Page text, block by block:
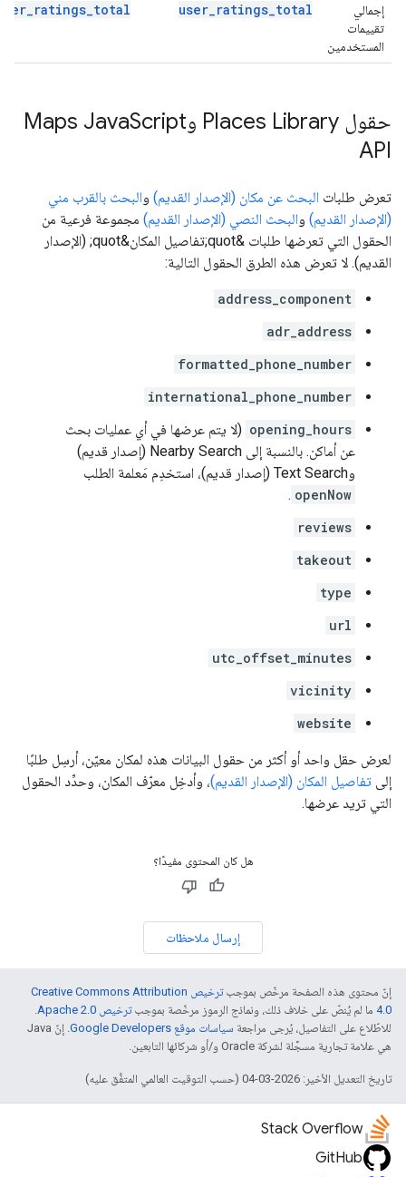
إجمالي
تقييمات
المستخدمين
user_ratings_total
حقول Places Library وMaps Java
Script
API
تعرض طلبات البحث عن مكان (الإصدار القديم) والبحث بالقرب مني
(الإصدار القديم) والبحث النصي (الإصدار القديم) مجموعة فرعية من
الحقول التي تعرضها طلبات &quot;تفاصيل المكان&quot; (الإصدار
القديم). لا تعرض هذه الطرق الحقول التالية:
address_component
adr_address
formatted_phone_number
international_phone_number
opening_hours (لا يتم عرضها في أي عمليات بحث
عن أماكن. بالنسبة إلى Nearby Search (إصدار قديم)
وText Search (إصدار قديم)، استخدِم مَعلمة الطلب
openNow
.
reviews
takeout
type
url
utc_offset_minutes
vicinity
website
لعرض حقل واحد أو أكثر من حقول البيانات هذه لمكان معيّن، أرسِل طلبًا
إلى تفاصيل المكان (الإصدار القديم)، وأدخِل معرّف المكان، وحدِّد الحقول
التي تريد عرضها.
هل كان المحتوى مفيدًا؟
إرسال ملاحظات
إنّ محتوى هذه الصفحة مرخّص بموجب
ترخيص Creative Commons Attribution
4.0‏ ما لم يُنصّ على خلاف ذلك، ونماذج الرموز مرخّصة بموجبترخيص Apache 2.0‏
.
للاطّلاع على التفاصيل، يُرجى مراجعة سياسات موقع Google Developers‏
. إنّ Java
هي علامة تجارية مسجَّلة لشركة Oracle و/أو شركائها التابعين.
تاريخ التعديل الأخير: 2026-03-04 (حسب التوقيت العالمي المتفَّق عليه)
Stack Overflow
GitHub